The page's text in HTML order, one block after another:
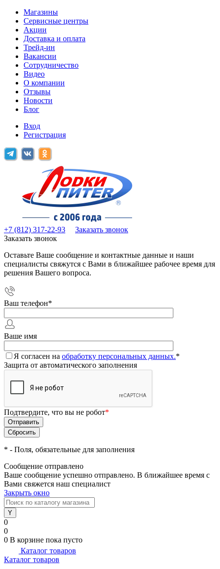
Магазины
Сервисные центры
Акции
Доставка и оплата
Трейд-ин
Вакансии
Сотрудничество
Видео
О компании
Отзывы
Новости
Блог
Вход
Регистрация
+7 (812) 317-22-93
Заказать звонок
Заказать звонок
Оставьте Ваше сообщение и контактные данные и наши
специалисты свяжутся с Вами в ближайшее рабочее время для
решения Вашего вопроса.
Ваш телефон*
Ваше имя
Я согласен на обработку персональных данных.*
Защита от автоматического заполнения
Подтвердите, что вы не робот*
* - Поля, обязательные для заполнения
Сообщение отправлено
Ваше сообщение успешно отправлено. В ближайшее время с
Вами свяжется наш специалист
Закрыть окно
0
0
0 В корзине пока пусто
Каталог товаров
Каталог товаров